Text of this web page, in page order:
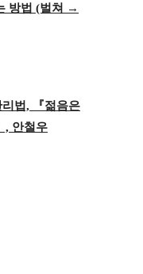
방법 (벌쳐 →
리법, 『젊음은
, 안철우